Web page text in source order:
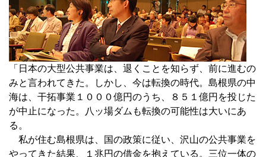
「日本の大型公共事業は、退くことを知らず、前に進むの
みと言われてきた。しかし、今は転換の時代。島根県の中
海は、干拓事業１０００億円のうち、８５１億円を投じた
が中止になった。八ッ場ダムも転換の可能性は大いにあ
る。
私が住む島根県は、国の政策に従い、沢山の公共事業を
やってきた結果、１兆円の借金を抱えている。三位一体の